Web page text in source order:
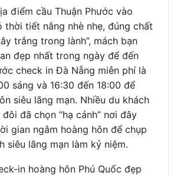
điểm cầu Thuận Phước vào
thời tiết nắng nhè nhẹ, đúng chất
trắng trong lành”, mách bạn
đẹp nhất trong ngày để đến
check in Đà Nẵng miễn phí là
sáng và 16:30 đến 18:00 để
siêu lãng mạn. Nhiều du khách
đã chọn “hạ cánh” nơi đây
gian ngắm hoàng hôn để chụp
siêu lãng mạn làm kỷ niệm.
in hoàng hôn Phú Quốc đẹp